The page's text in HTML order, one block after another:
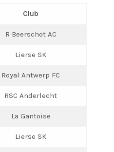
Club
R Beerschot AC
Lierse SK
Royal Antwerp FC
RSC Anderlecht
La Gantoise
Lierse SK